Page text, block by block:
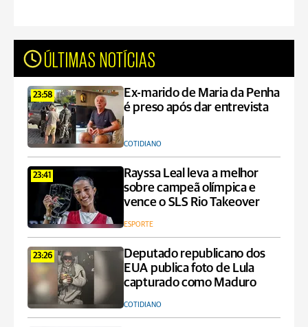
ÚLTIMAS NOTÍCIAS
23:58
Ex-marido de Maria da Penha
é preso após dar entrevista
COTIDIANO
23:41
Rayssa Leal leva a melhor
sobre campeã olímpica e
vence o SLS Rio Takeover
ESPORTE
23:26
Deputado republicano dos
EUA publica foto de Lula
capturado como Maduro
COTIDIANO